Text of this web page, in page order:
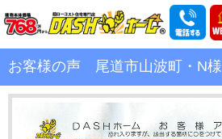
超ローコスト住宅専門店
お客様の声 尾道市山波町・N様